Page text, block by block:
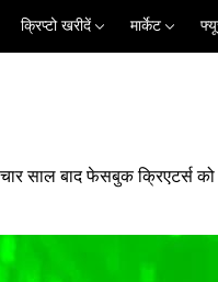
क्रिप्टो खरीदें मार्केट
साल बाद फेसबुक क्रिएटर्स